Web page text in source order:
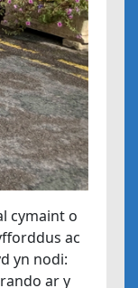
cymaint o
ac
yn nodi:
ar y